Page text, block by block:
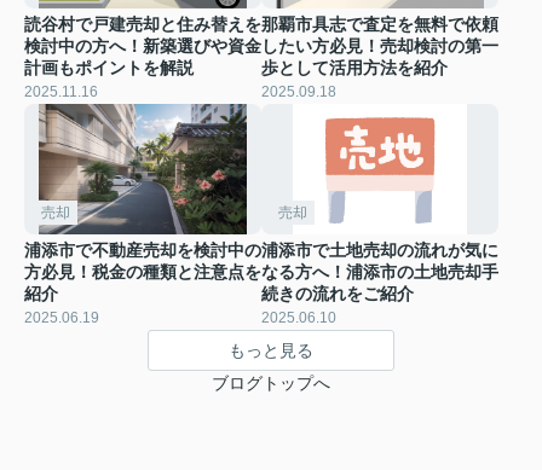
読谷村で戸建売却と住み替えを
検討中の方へ！新築選びや資金
計画もポイントを解説
2025.11.16
那覇市具志で査定を無料で依頼
したい方必見！売却検討の第一
歩として活用方法を紹介
2025.09.18
売却
浦添市で不動産売却を検討中の
方必見！税金の種類と注意点を
紹介
2025.06.19
売却
浦添市で土地売却の流れが気に
なる方へ！浦添市の土地売却手
続きの流れをご紹介
2025.06.10
もっと見る
ブログトップへ